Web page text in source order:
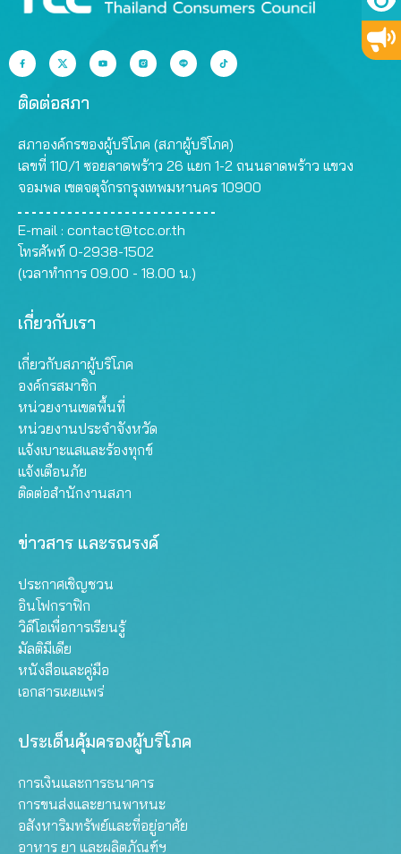
ติดต่อสภา
สภาองค์กรของผู้บริโภค (สภาผู้บริโภค)
เลขที่ 110/1 ซอยลาดพร้าว 26 แยก 1-2 ถนนลาดพร้าว แขวง
จอมพล เขตจตุจักรกรุงเทพมหานคร 10900
E-mail : contact@tcc.or.th
โทรศัพท์ 0-2938-1502
(เวลาทำการ 09.00 - 18.00 น.)
เกี่ยวกับเรา
เกี่ยวกับสภาผู้บริโภค
องค์กรสมาชิก
หน่วยงานเขตพื้นที่
หน่วยงานประจำจังหวัด
แจ้งเบาะแสและร้องทุกข์
แจ้งเตือนภัย
ติดต่อสำนักงานสภา
ข่าวสาร และรณรงค์
ประกาศเชิญชวน
อินโฟกราฟิก
วิดีโอเพื่อการเรียนรู้
มัลติมีเดีย
หนังสือและคู่มือ
เอกสารเผยแพร่
ประเด็นคุ้มครองผู้บริโภค
การเงินและการธนาคาร
การขนส่งและยานพาหนะ
อสังหาริมทรัพย์และที่อยู่อาศัย
อาหาร ยา และผลิตภัณฑ์ฯ